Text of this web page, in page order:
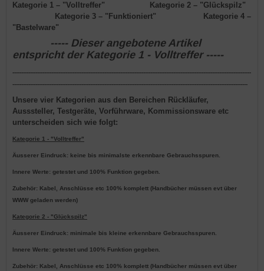
Kategorie 1 – "Volltreffer" Kategorie 2 – "Glückspilz"
Kategorie 3 – "Funktioniert" Kategorie 4 –
"Bastelware"
----- Dieser angebotene Artikel
entspricht der Kategorie 1 - Volltreffer -----
---------------------------------------------------------------------------------------------------------------------------------------
-------------------------------------------------------------------------------------------------------------------------------------
Unsere vier Kategorien aus den Bereichen Rückläufer,
Ausssteller, Testgeräte, Vorführware, Kommissionsware etc
unterscheiden sich wie folgt:
Kategorie 1 - "Volltreffer"
Äusserer Eindruck: keine bis minimalste erkennbare Gebrauchsspuren.
Innere Werte: getestet und 100% Funktion gegeben.
Zubehör: Kabel, Anschlüsse etc 100% komplett (Handbücher müssen evt über
WWW geladen werden)
Kategorie 2 - "Glückspilz"
Äusserer Eindruck: minimale bis kleine erkennbare Gebrauchsspuren.
Innere Werte: getestet und 100% Funktion gegeben.
Zubehör: Kabel, Anschlüsse etc 100% komplett (Handbücher müssen evt über